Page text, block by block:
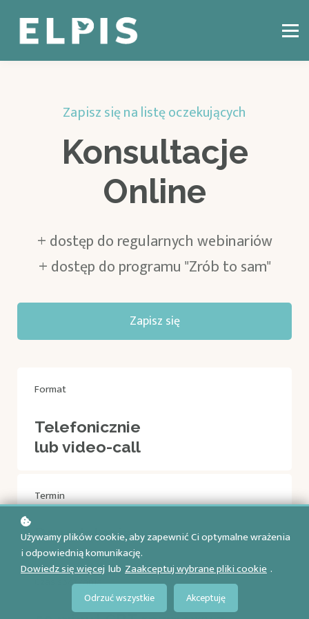
CZYM JEST CBT?
KONSULTACJE ONLINE
BLOG
ZALOGUJ SIĘ
Zapisz się na listę oczekujących
Konsultacje
Online
+ dostęp do regularnych webinariów
+ dostęp do programu "Zrób to sam"
Zapisz się
Format
Telefonicznie
lub video-call
Termin
Do ustalenia
Czas spotkania
Używamy plików cookie, aby zapewnić Ci optymalne wrażenia
i odpowiednią komunikację.
Dowiedz się więcej lub Zaakceptuj wybrane pliki cookie .
Odrzuć wszystkie Akceptuję